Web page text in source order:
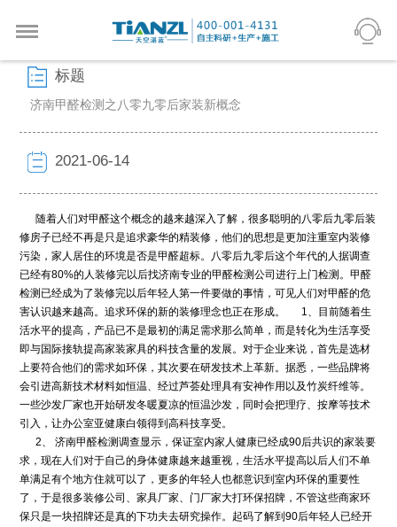
标题
济南甲醛检测之八零九零后家装新概念
2021-06-14
随着人们对甲醛这个概念的越来越深入了解，很多聪明的八零后九零后装
修房子已经不再是只是追求豪华的精装修，他们的思想是更加注重室内装修
污染，家人居住的环境是否是甲醛超标。八零后九零后这个年代的人据调查
已经有80%的人装修完以后找济南专业的甲醛检测公司进行上门检测。甲醛
检测已经成为了装修完以后年轻人第一件要做的事情，可见人们对甲醛的危
害认识越来越高。追求环保的新的装修理念也正在形成。 1、目前随着生
活水平的提高，产品已不是最初的满足需求那么简单，而是转化为生活享受
即与国际接轨提高家装家具的科技含量的发展。对于企业来说，首先是选材
上要符合他们的需求如环保，其次要在研发技术上革新。据悉，一些品牌将
会引进高新技术材料如恒温、经过芦荟处理具有安神作用以及竹炭纤维等。
一些沙发厂家也开始研发冬暖夏凉的恒温沙发，同时会把理疗、按摩等技术
引入，让办公室亚健康白领得到高科技享受。
2、 济南甲醛检测调查显示，保证室内家人健康已经成90后共识的家装要
求，现在人们对于自己的身体健康越来越重视，生活水平提高以后人们不单
单满足有个地方住就可以了，更多的年轻人也都意识到室内环保的重要性
了，于是很多装修公司、家具厂家、门厂家大打环保招牌，不管这些商家环
保只是一块招牌还是真的下功夫去研究操作。起码了解到90后年轻人已经开